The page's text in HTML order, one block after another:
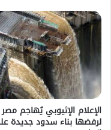
الإعلام الإثيوبي يُهاجم مصر
لرفضها بناء سدود جديدة